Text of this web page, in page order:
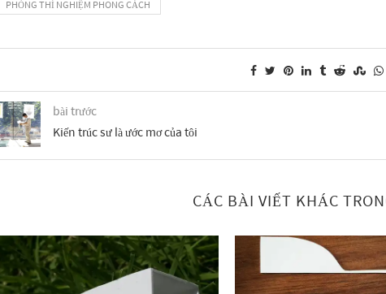
PHÒNG THÍ NGHIỆM PHONG CÁCH
bài trước
Kiến trúc sư là ước mơ của tôi
CÁC BÀI VIẾT KHÁC